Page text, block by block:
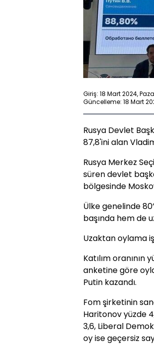
Giriş: 18 Mart 2024,
Güncelleme: 18 Mart
Rusya Devlet
87,8'ini alan
Rusya Merkez
süren devlet
bölgesinde
Ülke genelinde
başında hem de
Uzaktan oylama
Katılım oranının
anketine göre
Putin kazandı.
Fom şirketinin
Haritonov yüzde
3,6, Liberal
oy ise geçersiz